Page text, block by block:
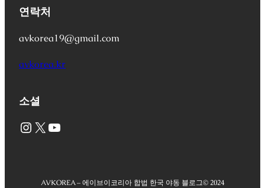
연락처
avkorea19@gmail.com
avkorea.kr
소셜
Instagram X YouTube
AVKOREA – 에이브이코리아 합법 한국 야동 블로그© 2024